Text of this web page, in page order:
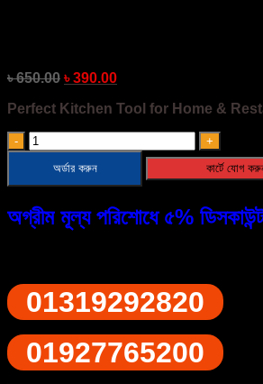
৳650.00 ৳390.00
Perfect Kitchen Tool for Home &
Stainless
Steel
Garlic
Press
quantity
অর্ডার করুন কার্টে যোগ
অগ্রীম মূল্য পরিশোধে ৫%
01319292820
01927765200